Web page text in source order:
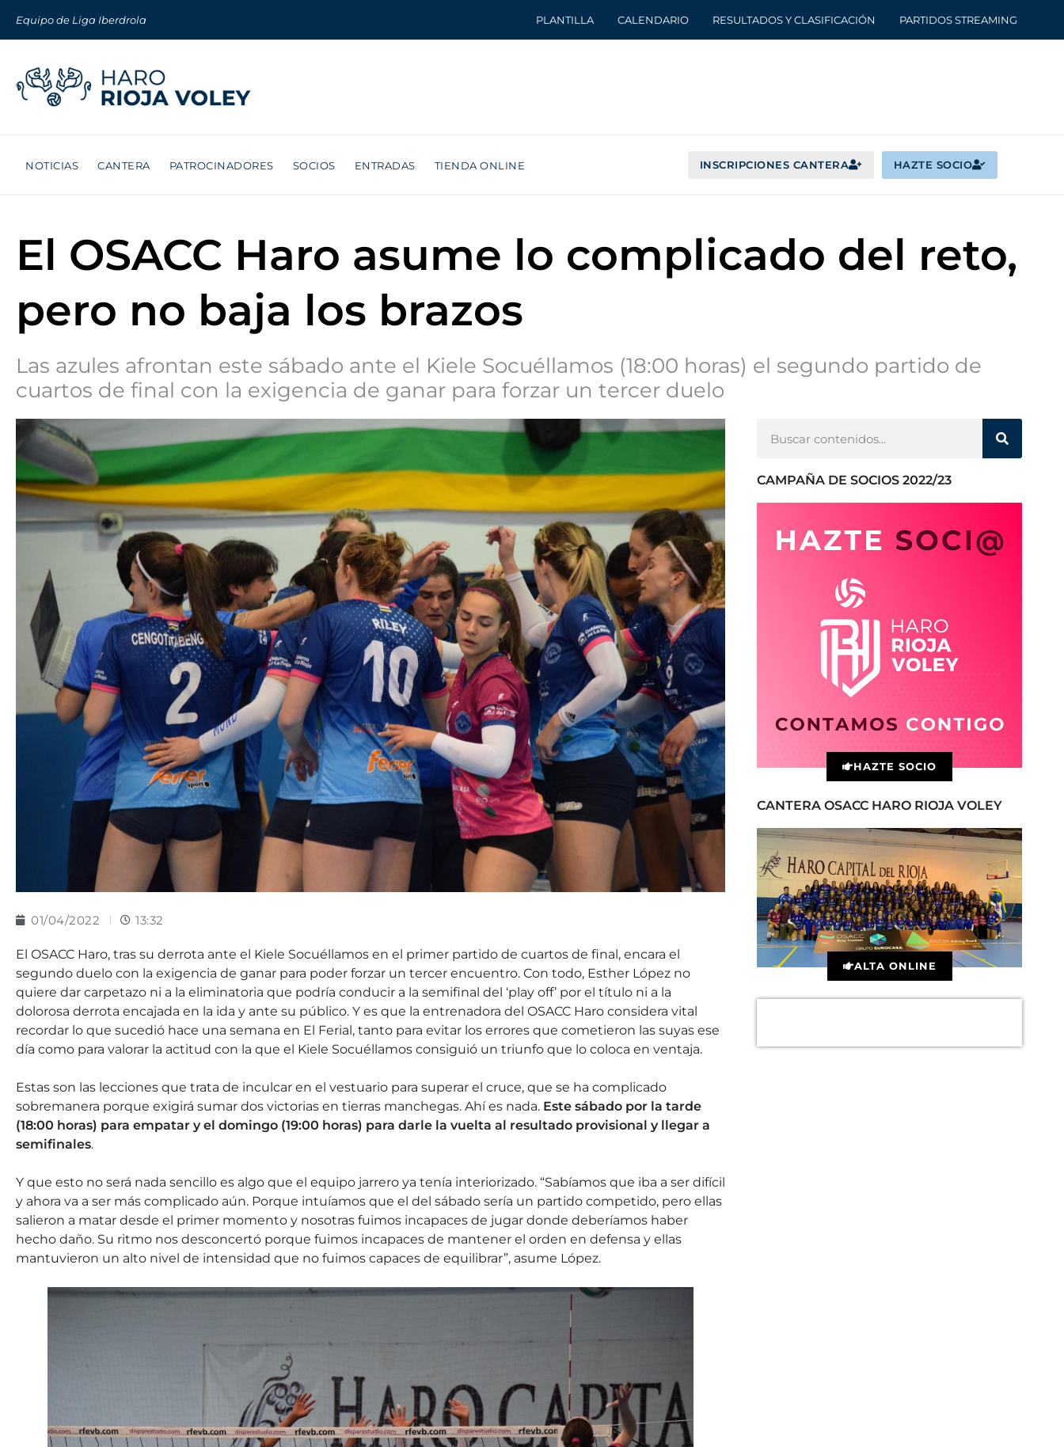
Equipo de Liga Iberdrola PLANTILLA CALENDARIO RESULTADOS Y CLASIFICACIÓN PARTIDOS STREAMING
NOTICIAS CANTERA PATROCINADORES SOCIOS ENTRADAS TIENDA ONLINE INSCRIPCIONES CANTERA HAZTE SOCIO
El OSACC Haro asume lo complicado del reto,
pero no baja los brazos
Las azules afrontan este sábado ante el Kiele Socuéllamos (18:00 horas) el segundo partido de
cuartos de final con la exigencia de ganar para forzar un tercer duelo
01/04/2022 13:32
El OSACC Haro, tras su derrota ante el Kiele Socuéllamos en el primer partido de cuartos de final, encara el
segundo duelo con la exigencia de ganar para poder forzar un tercer encuentro. Con todo, Esther López no
quiere dar carpetazo ni a la eliminatoria que podría conducir a la semifinal del ‘play off’ por el título ni a la
dolorosa derrota encajada en la ida y ante su público. Y es que la entrenadora del OSACC Haro considera vital
recordar lo que sucedió hace una semana en El Ferial, tanto para evitar los errores que cometieron las suyas ese
día como para valorar la actitud con la que el Kiele Socuéllamos consiguió un triunfo que lo coloca en ventaja.
Estas son las lecciones que trata de inculcar en el vestuario para superar el cruce, que se ha complicado
sobremanera porque exigirá sumar dos victorias en tierras manchegas. Ahí es nada. Este sábado por la tarde
(18:00 horas) para empatar y el domingo (19:00 horas) para darle la vuelta al resultado provisional y llegar a
semifinales.
Y que esto no será nada sencillo es algo que el equipo jarrero ya tenía interiorizado. “Sabíamos que iba a ser difícil
y ahora va a ser más complicado aún. Porque intuíamos que el del sábado sería un partido competido, pero ellas
salieron a matar desde el primer momento y nosotras fuimos incapaces de jugar donde deberíamos haber
hecho daño. Su ritmo nos desconcertó porque fuimos incapaces de mantener el orden en defensa y ellas
mantuvieron un alto nivel de intensidad que no fuimos capaces de equilibrar”, asume López.
CAMPAÑA DE SOCIOS 2022/23
HAZTE SOCIO
CANTERA OSACC HARO RIOJA VOLEY
ALTA ONLINE